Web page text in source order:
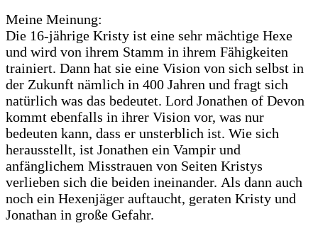
Meine Meinung:
Die 16-jährige Kristy ist eine sehr mächtige Hexe
und wird von ihrem Stamm in ihrem Fähigkeiten
trainiert. Dann hat sie eine Vision von sich selbst in
der Zukunft nämlich in 400 Jahren und fragt sich
natürlich was das bedeutet. Lord Jonathen of Devon
kommt ebenfalls in ihrer Vision vor, was nur
bedeuten kann, dass er unsterblich ist. Wie sich
herausstellt, ist Jonathen ein Vampir und
anfänglichem Misstrauen von Seiten Kristys
verlieben sich die beiden ineinander. Als dann auch
noch ein Hexenjäger auftaucht, geraten Kristy und
Jonathan in große Gefahr.